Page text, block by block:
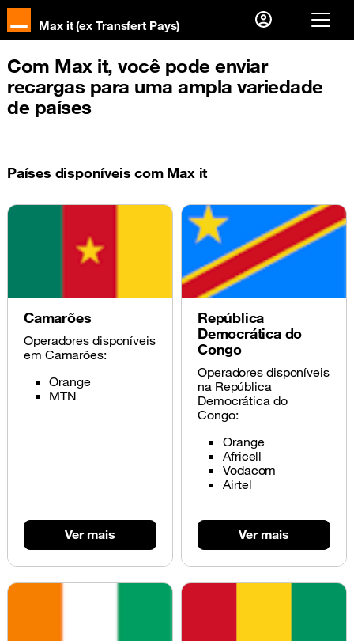
Max it (ex Transfert Pays)
Já sou cliente, então
Eu me conecto
Com Max it, você pode enviar
recargas para uma ampla variedade
de países
Países disponíveis com Max it
Camarões
Operadores disponíveis
em Camarões:
Orange
MTN
Ver mais
República
Democrática do
Congo
Operadores disponíveis
na República
Democrática do
Congo:
Orange
Africell
Vodacom
Airtel
Ver mais